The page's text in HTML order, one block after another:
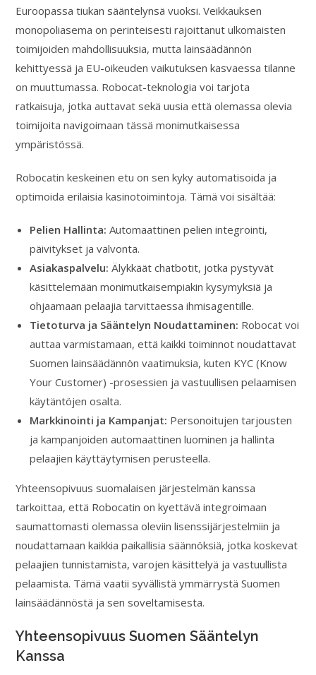
Euroopassa tiukan sääntelynsä vuoksi. Veikkauksen
monopoliasema on perinteisesti rajoittanut ulkomaisten
toimijoiden mahdollisuuksia, mutta lainsäädännön
kehittyessä ja EU-oikeuden vaikutuksen kasvaessa tilanne
on muuttumassa. Robocat-teknologia voi tarjota
ratkaisuja, jotka auttavat sekä uusia että olemassa olevia
toimijoita navigoimaan tässä monimutkaisessa
ympäristössä.
Robocatin keskeinen etu on sen kyky automatisoida ja
optimoida erilaisia kasinotoimintoja. Tämä voi sisältää:
Pelien Hallinta: Automaattinen pelien integrointi,
päivitykset ja valvonta.
Asiakaspalvelu: Älykkäät chatbotit, jotka pystyvät
käsittelemään monimutkaisempiakin kysymyksiä ja
ohjaamaan pelaajia tarvittaessa ihmisagentille.
Tietoturva ja Sääntelyn Noudattaminen: Robocat voi
auttaa varmistamaan, että kaikki toiminnot noudattavat
Suomen lainsäädännön vaatimuksia, kuten KYC (Know
Your Customer) -prosessien ja vastuullisen pelaamisen
käytäntöjen osalta.
Markkinointi ja Kampanjat: Personoitujen tarjousten
ja kampanjoiden automaattinen luominen ja hallinta
pelaajien käyttäytymisen perusteella.
Yhteensopivuus suomalaisen järjestelmän kanssa
tarkoittaa, että Robocatin on kyettävä integroimaan
saumattomasti olemassa oleviin lisenssijärjestelmiin ja
noudattamaan kaikkia paikallisia säännöksiä, jotka koskevat
pelaajien tunnistamista, varojen käsittelyä ja vastuullista
pelaamista. Tämä vaatii syvällistä ymmärrystä Suomen
lainsäädännöstä ja sen soveltamisesta.
Yhteensopivuus Suomen Sääntelyn
Kanssa